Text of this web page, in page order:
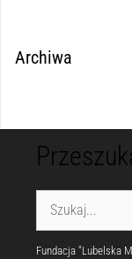
Archiwa
Fundacja "Lubelska